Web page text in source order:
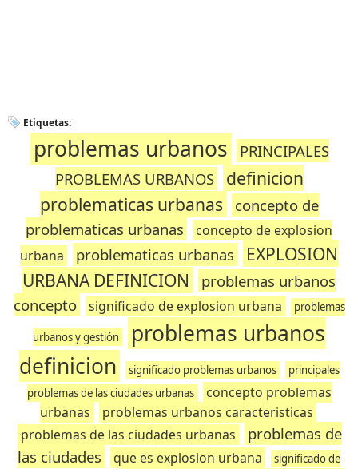
Etiquetas:
problemas urbanos
PRINCIPALES
PROBLEMAS URBANOS
definicion
problematicas urbanas
concepto de
problematicas urbanas
concepto de explosion
urbana
problematicas urbanas
EXPLOSION
URBANA DEFINICION
problemas urbanos
concepto
significado de explosion urbana problemas
urbanos y gestión
problemas urbanos
definicion
significado problemas urbanos
principales
problemas de las ciudades urbanas
concepto problemas
urbanas
problemas urbanos caracteristicas
problemas de las ciudades urbanas
problemas de
las ciudades
que es explosion urbana
significado de